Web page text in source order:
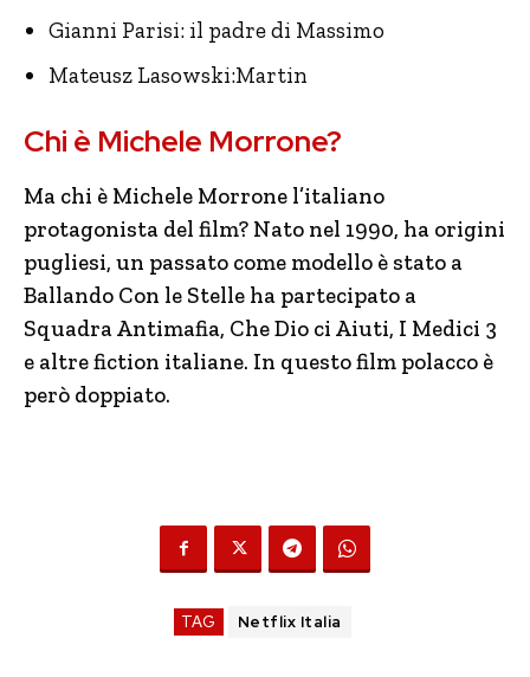
Gianni Parisi: il padre di Massimo
Mateusz Lasowski:Martin
Chi è Michele Morrone?
Ma chi è Michele Morrone l’italiano
protagonista del film? Nato nel 1990, ha origini
pugliesi, un passato come modello è stato a
Ballando Con le Stelle ha partecipato a
Squadra Antimafia, Che Dio ci Aiuti, I Medici 3
e altre fiction italiane. In questo film polacco è
però doppiato.
TAG Netflix Italia